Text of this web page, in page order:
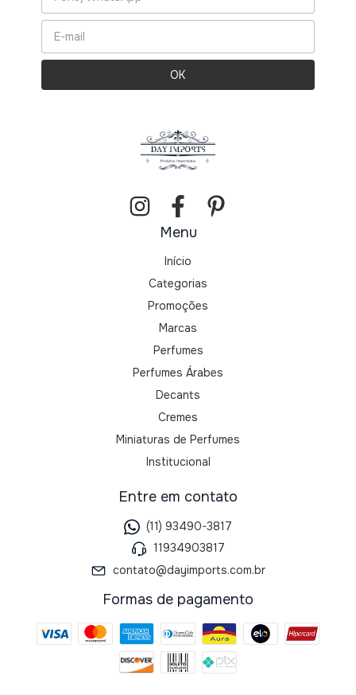
Menu
Início
Categorias
Promoções
Marcas
Perfumes
Perfumes Árabes
Decants
Cremes
Miniaturas de Perfumes
Institucional
Entre em contato
(11) 93490-3817
11934903817
contato@dayimports.com.br
Formas de pagamento